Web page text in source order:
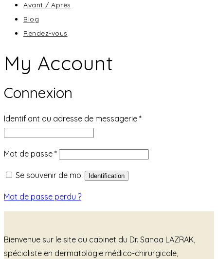
Avant / Après
Blog
Rendez-vous
My Account
Connexion
Identifiant ou adresse de messagerie *
Mot de passe *
Se souvenir de moi Identification
Mot de passe perdu ?
Bienvenue sur le site du cabinet du Dr. Sanaa LAZRAK,
spécialiste en dermatologie médico-chirurgicale,